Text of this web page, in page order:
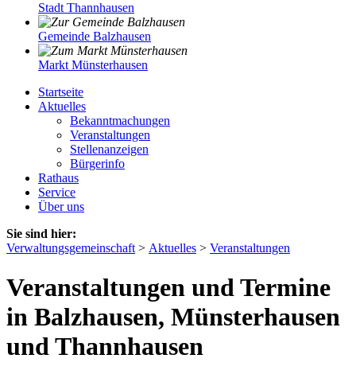
Stadt Thannhausen
Gemeinde Balzhausen
Markt Münsterhausen
Startseite
Aktuelles
Bekanntmachungen
Veranstaltungen
Stellenanzeigen
Bürgerinfo
Rathaus
Service
Über uns
Sie sind hier:
Verwaltungsgemeinschaft > Aktuelles > Veranstaltungen
Veranstaltungen und Termine
in Balzhausen, Münsterhausen
und Thannhausen